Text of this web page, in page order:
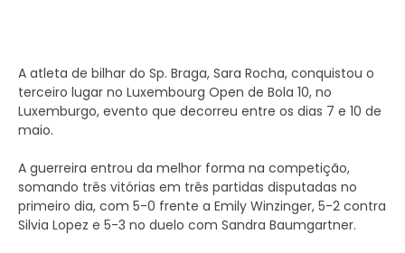
A atleta de bilhar do Sp. Braga, Sara Rocha, conquistou o
terceiro lugar no Luxembourg Open de Bola 10, no
Luxemburgo, evento que decorreu entre os dias 7 e 10 de
maio.
A guerreira entrou da melhor forma na competição,
somando três vitórias em três partidas disputadas no
primeiro dia, com 5-0 frente a Emily Winzinger, 5-2 contra
Silvia Lopez e 5-3 no duelo com Sandra Baumgartner.